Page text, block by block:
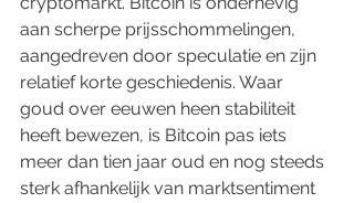
aan scherpe prijsschommelingen,
aangedreven door speculatie en zijn
relatief korte geschiedenis. Waar
goud over eeuwen heen stabiliteit
heeft bewezen, is Bitcoin pas iets
meer dan tien jaar oud en nog steeds
sterk afhankelijk van marktsentiment